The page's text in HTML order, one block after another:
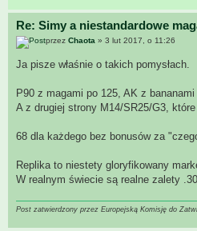
Re: Simy a niestandardowe
przez Chaota » 3 lut 2017, o 11:26
Ja pisze właśnie o takich pomysłach.
P90 z magami po 125, AK z
A z drugiej strony M14/SR25/G3,
68 dla każdego bez bonusów za
Replika to niestety gloryfikowany
W realnym świecie są realne zalety
Post zatwierdzony przez Europejską Komisję do